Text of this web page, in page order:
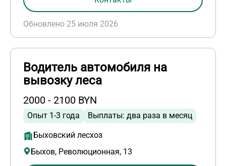
Обновлено 25 июля 2026
Водитель автомобиля на
вывозку леса
2000 - 2100 BYN
Опыт 1-3 года Выплаты: два раза в месяц
Быховский лесхоз
Быхов, Революционная, 13